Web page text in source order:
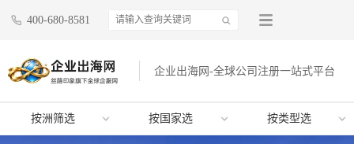
400-680-8581
企业出海网-全球公司注册一站式平台
按洲筛选 按国家选 按类型选